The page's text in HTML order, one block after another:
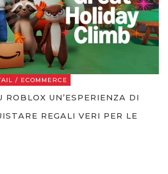
/ ECOMMERCE
ROBLOX UN’ESPERIENZA DI
REGALI VERI PER LE